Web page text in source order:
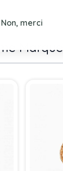
Marque
Non, merci